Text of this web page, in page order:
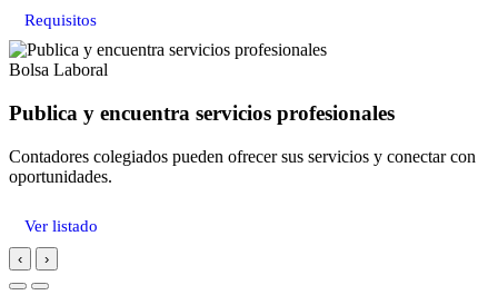
Requisitos
Bolsa Laboral
Publica y encuentra servicios profesionales
Contadores colegiados pueden ofrecer sus servicios y conectar con
oportunidades.
Ver listado
‹ ›